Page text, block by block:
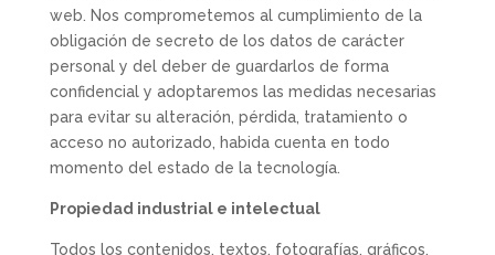
web. Nos comprometemos al cumplimiento de la
obligación de secreto de los datos de carácter
personal y del deber de guardarlos de forma
confidencial y adoptaremos las medidas necesarias
para evitar su alteración, pérdida, tratamiento o
acceso no autorizado, habida cuenta en todo
momento del estado de la tecnología.
Propiedad industrial e intelectual
Todos los contenidos, textos, fotografías, gráficos,